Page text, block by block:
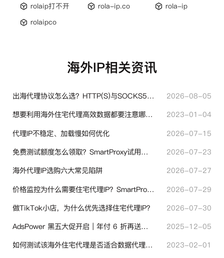
rolaip打不开
rola-ip.co
rola-ip
rolaipco
海外IP相关资讯
出海代理协议怎么选？HTTP(S)与SOCKS5核心差异与选型技巧
2026-08-05
想要利用海外住宅代理高效数据都要注意哪些地方？
2023-01-04
代理IP不稳定、加载慢如何优化
2026-07-15
免费测试额度怎么领取？SmartProxy试用产品完整体验指引
2026-07-23
海外代理IP选购六大常见陷阱
2026-07-27
价格监控为什么需要住宅代理IP？SmartProxy助力跨境商家实现全球竞品数据采集
2026-07-29
做TikTok小店，为什么优先选择住宅代理IP？
2026-07-30
AdsPower 黑五大促开启｜年付 6 折再送半年＋豪礼抽奖
2025-12-05
如何测试该海外住宅代理是否适合数据代理使用？
2023-02-01